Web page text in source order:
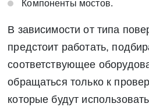
Компоненты мостов.
В зависимости от типа
предстоит работать,
соответствующее
обращаться только к
которые будут
информационную рассылку по